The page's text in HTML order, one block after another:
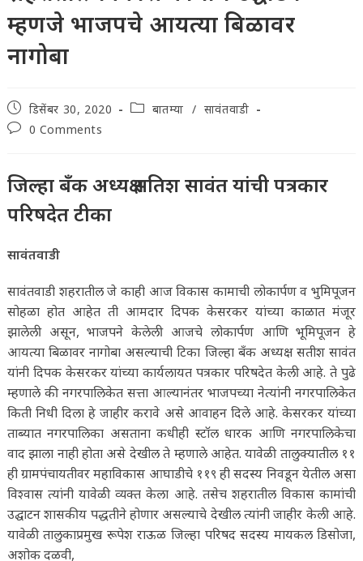
म्हणजे भाजपचे आयत्या बिळावर
नागोबा
Post
published:
डिसेंबर 30, 2020
Postबातम्या / सावंतवाडी
Post0 Comments
जिल्हा बँक अध्यक्ष सतिश सावंत यांची पत्रकार
परिषदेत टीका
सावंतवाडी
सावंतवाडी शहरातील जे काही आज विकास कामाची लोकार्पण व भुमिपूजन
सोहळा होत आहेत ती आमदार दिपक केसरकर यांच्या काळात मंजूर
झालेली असून, भाजपने केलेली आजचे लोकार्पण आणि भूमिपूजन हे
आयत्या बिळावर नागोबा असल्याची टिका जिल्हा बँक अध्यक्ष सतीश सावंत
यांनी दिपक केसरकर यांच्या कार्यलायत पत्रकार परिषदेत केली आहे. ते पुढे
म्हणाले की नगरपालिकेत सत्ता आल्यानंतर भाजपच्या नेत्यांनी नगरपालिकेत
किती निधी दिला हे जाहीर करावे असे आवाहन दिले आहे. केसरकर यांच्या
ताब्यात नगरपालिका असताना कधीही स्टॉल धारक आणि नगरपालिकेचा
वाद झाला नाही होता असे देखील ते म्हणाले आहेत. यावेळी तालुक्यातील ११
ही ग्रामपंचायतीवर महाविकास आघाडीचे ११९ ही सदस्य निवडून येतील असा
विश्वास त्यांनी यावेळी व्यक्त केला आहे. तसेच शहरातील विकास कामांची
उद्घाटन शासकीय पद्धतीने होणार असल्याचे देखील त्यांनी जाहीर केली आहे.
यावेळी तालुकाप्रमुख रूपेश राऊळ जिल्हा परिषद सदस्य मायकल डिसोजा,
अशोक दळवी,